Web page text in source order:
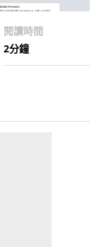
閱讀時間
2分鐘